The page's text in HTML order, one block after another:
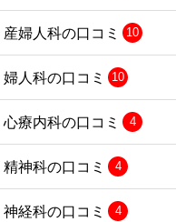
産婦人科の口コミ 10
婦人科の口コミ 10
心療内科の口コミ 4
精神科の口コミ 4
神経科の口コミ 4